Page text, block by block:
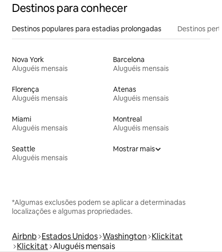
Destinos para conhecer
Destinos populares para estadias prolongadas Destinos
Nova York
Aluguéis mensais
Barcelona
Aluguéis mensais
Florença
Aluguéis mensais
Atenas
Aluguéis mensais
Miami
Aluguéis mensais
Montreal
Aluguéis mensais
Seattle
Aluguéis mensais
Mostrar mais
*Algumas exclusões podem se aplicar a determinadas
localizações e algumas propriedades.
Airbnb Estados Unidos Washington Klickitat
Klickitat Aluguéis mensais